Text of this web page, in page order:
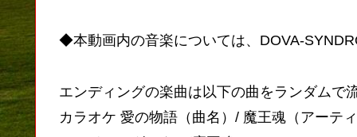
◆本動画内の音楽については、DOVA-
エンディングの楽曲は以下の曲をランダムで
カラオケ 愛の物語（曲名）/ 魔王魂（アーティ